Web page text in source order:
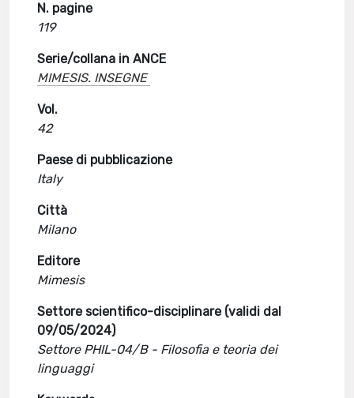
N. pagine
119
Serie/collana in ANCE
MIMESIS. INSEGNE
Vol.
42
Paese di pubblicazione
Italy
Città
Milano
Editore
Mimesis
Settore scientifico-disciplinare (validi dal
09/05/2024)
Settore PHIL-04/B - Filosofia e teoria dei
linguaggi